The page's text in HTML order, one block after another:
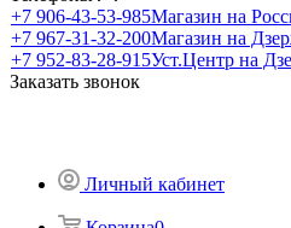
+7 906-43-53-985Магазин на
+7 967-31-32-200Магазин на
+7 952-83-28-915Уст.Центр на
Заказать звонок
Личный кабинет